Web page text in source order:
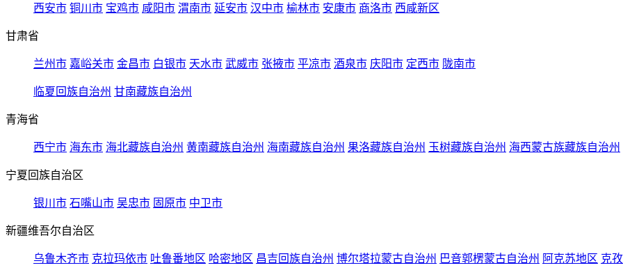
西安市 铜川市 宝鸡市 咸阳市 渭南市 延安市 汉中市 榆林市 安康市 商洛市 西咸新区
甘肃省
兰州市 嘉峪关市 金昌市 白银市 天水市 武威市 张掖市 平凉市 酒泉市 庆阳市 定西市 陇南市
临夏回族自治州 甘南藏族自治州
青海省
西宁市 海东市 海北藏族自治州 黄南藏族自治州 海南藏族自治州 果洛藏族自治州 玉树藏族自治州 海西蒙古族藏族自治州
宁夏回族自治区
银川市 石嘴山市 吴忠市 固原市 中卫市
新疆维吾尔自治区
乌鲁木齐市 克拉玛依市 吐鲁番地区 哈密地区 昌吉回族自治州 博尔塔拉蒙古自治州 巴音郭楞蒙古自治州 阿克苏地区 克